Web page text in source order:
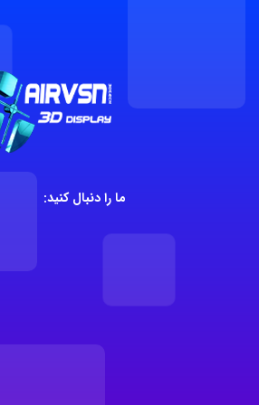
ما را دنبال کنید: